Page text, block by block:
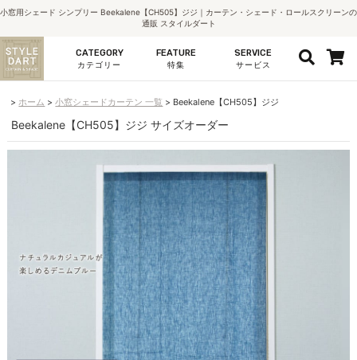
小窓用シェード シンプリー Beekalene【CH505】ジジ｜カーテン・シェード・ロールスクリーンの
通販 スタイルダート
CATEGORY
カテゴリー
FEATURE
特集
SERVICE
サービス
ホーム 小窓シェードカーテン 一覧 Beekalene【CH505】ジジ
Beekalene【CH505】ジジ サイズオーダー